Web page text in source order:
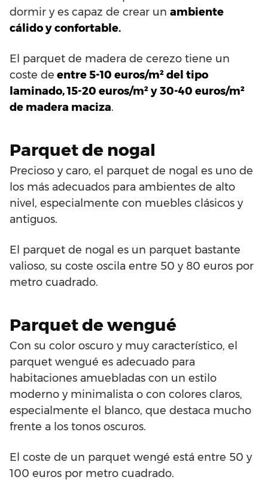
dormir y es capaz de crear un ambiente
cálido y confortable.
El parquet de madera de cerezo tiene un
coste de entre 5-10 euros/m² del tipo
laminado, 15-20 euros/m² y 30-40 euros/m²
de madera maciza.
Parquet de nogal
Precioso y caro, el parquet de nogal es uno de
los más adecuados para ambientes de alto
nivel, especialmente con muebles clásicos y
antiguos.
El parquet de nogal es un parquet bastante
valioso, su coste oscila entre 50 y 80 euros por
metro cuadrado.
Parquet de wengué
Con su color oscuro y muy característico, el
parquet wengué es adecuado para
habitaciones amuebladas con un estilo
moderno y minimalista o con colores claros,
especialmente el blanco, que destaca mucho
frente a los tonos oscuros.
El coste de un parquet wengé está entre 50 y
100 euros por metro cuadrado.